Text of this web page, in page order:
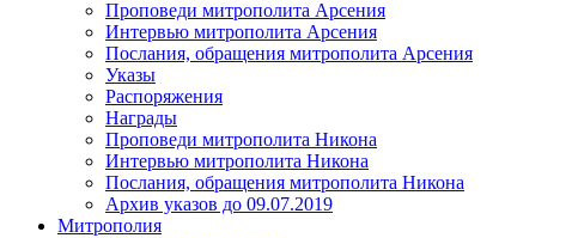
Проповеди митрополита Арсения
Интервью митрополита Арсения
Послания, обращения митрополита Арсения
Указы
Распоряжения
Награды
Проповеди митрополита Никона
Интервью митрополита Никона
Послания, обращения митрополита Никона
Архив указов до 09.07.2019
Митрополия